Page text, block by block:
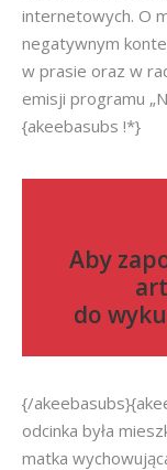
internetowych. O
negatywnym
w prasie oraz w
emisji programu
{akeebasubs !*}
Aby
do
{/
odcinka była
matka